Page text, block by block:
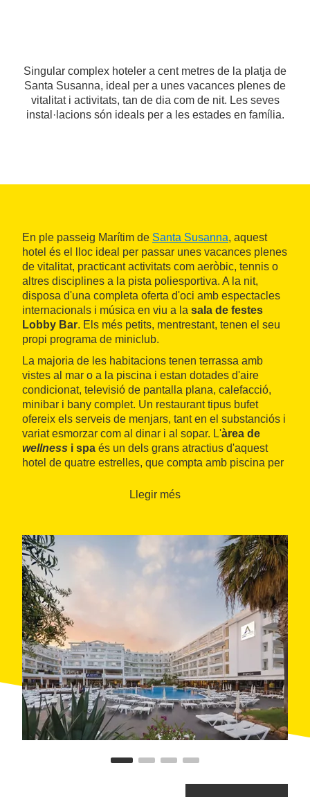
Singular complex hoteler a cent metres de la platja de
Santa Susanna, ideal per a unes vacances plenes de
vitalitat i activitats, tan de dia com de nit. Les seves
instal·lacions són ideals per a les estades en família.
En ple passeig Marítim de Santa Susanna, aquest
hotel és el lloc ideal per passar unes vacances plenes
de vitalitat, practicant activitats com aeròbic, tennis o
altres disciplines a la pista poliesportiva. A la nit,
disposa d'una completa oferta d'oci amb espectacles
internacionals i música en viu a la sala de festes
Lobby Bar. Els més petits, mentrestant, tenen el seu
propi programa de miniclub.
La majoria de les habitacions tenen terrassa amb
vistes al mar o a la piscina i estan dotades d'aire
condicionat, televisió de pantalla plana, calefacció,
minibar i bany complet. Un restaurant tipus bufet
ofereix els serveis de menjars, tant en el substanciós i
variat esmorzar com al dinar i al sopar. L'àrea de
wellness i spa és un dels grans atractius d'aquest
hotel de quatre estrelles, que compta amb piscina per
Se li ha atorgat el distintiu Compromís Biosphere, que
Llegir més